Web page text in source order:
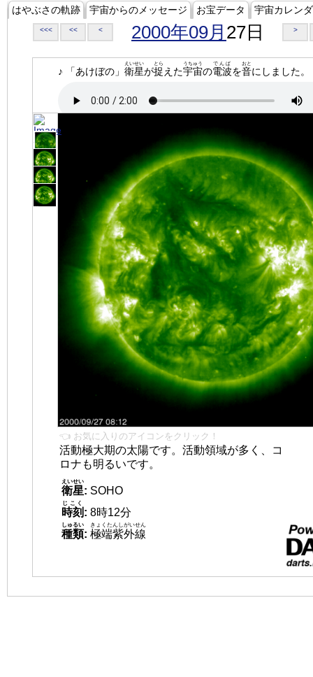
はやぶさの軌跡 宇宙からのメッセージ お宝データ 宇宙カレン
<<< << < 2000年09月 27日 >
♪ 「あけぼの」 衛星
えいせい
が捉
とら
えた宇宙
うちゅう
の電波
でんぱ
を音
おと
にしました。
👈 お気に入りのアイコンをクリック！
活動極大期の太陽です。活動領域が多く、コ
ロナも明るいです。
衛星
えいせい
: SOHO
時刻
じこく
: 8時12分
種類
しゅるい
: 極端紫外線
きょくたんしがいせん